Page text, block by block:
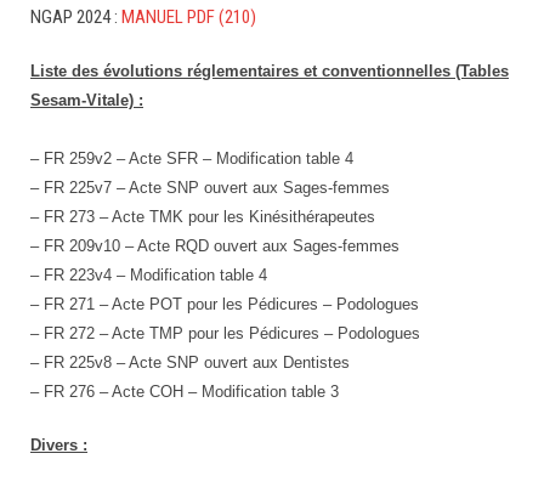
NGAP 2024 : MANUEL PDF (210)
Liste des évolutions réglementaires et conventionnelles (Tables
Sesam-Vitale) :
– FR 259v2 – Acte SFR – Modification table 4
– FR 225v7 – Acte SNP ouvert aux Sages-femmes
– FR 273 – Acte TMK pour les Kinésithérapeutes
– FR 209v10 – Acte RQD ouvert aux Sages-femmes
– FR 223v4 – Modification table 4
– FR 271 – Acte POT pour les Pédicures – Podologues
– FR 272 – Acte TMP pour les Pédicures – Podologues
– FR 225v8 – Acte SNP ouvert aux Dentistes
– FR 276 – Acte COH – Modification table 3
Divers :